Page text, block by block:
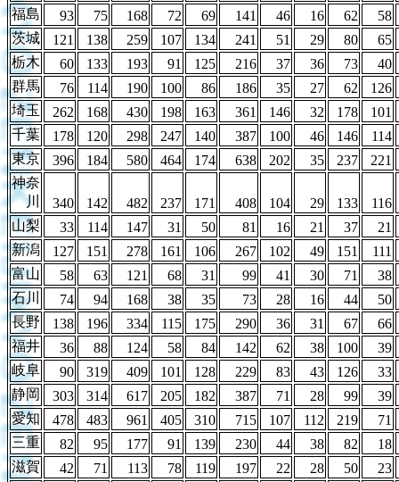
福島
93 75 168 72 69 141 46 16 62
58
茨城
121 138 259 107 134 241 51 29 80
65
栃木
60 133 193 91 125 216 37 36 73
40
群馬
76 114 190 100 86 186 35 27 62
126
埼玉
262 168 430 198 163 361 146 32 178
101
千葉
178 120 298 247 140 387 100 46 146
114
東京
396 184 580 464 174 638 202 35 237
221
神奈
川
340 142 482 237 171 408 104 29 133
116
山梨
33 114 147 31 50 81 16 21 37
21
新潟
127 151 278 161 106 267 102 49 151
111
富山
58 63 121 68 31 99 41 30 71
38
石川
74 94 168 38 35 73 28 16 44
50
長野
138 196 334 115 175 290 36 31 67
66
福井
36 88 124 58 84 142 62 38 100
39
岐阜
90 319 409 101 128 229 83 43 126
33
静岡
303 314 617 205 182 387 71 28 99
39
愛知
478 483 961 405 310 715 107 112 219
71
三重
82 95 177 91 139 230 44 38 82
18
滋賀
42 71 113 78 119 197 22 28 50
23